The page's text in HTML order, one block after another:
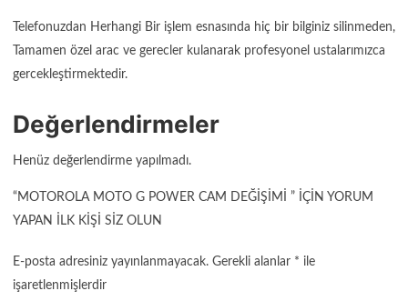
Telefonuzdan Herhangi Bir işlem esnasında hiç bir bilginiz silinmeden,
Tamamen özel arac ve gerecler kulanarak profesyonel ustalarımızca
gercekleştirmektedir.
Değerlendirmeler
Henüz değerlendirme yapılmadı.
“MOTOROLA MOTO G POWER CAM DEĞIŞIMI ” IÇIN YORUM
YAPAN ILK KIŞI SIZ OLUN
E-posta adresiniz yayınlanmayacak. Gerekli alanlar * ile
işaretlenmişlerdir